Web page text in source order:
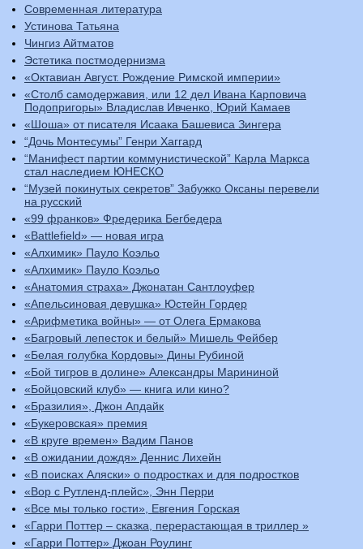
Современная литература
Устинова Татьяна
Чингиз Айтматов
Эстетика постмодернизма
«Октавиан Август. Рождение Римской империи»
«Столб самодержавия, или 12 дел Ивана Карповича
Подопригоры» Владислав Ивченко, Юрий Камаев
«Шоша» от писателя Исаака Башевиса Зингера
“Дочь Монтесумы” Генри Хаггард
“Манифест партии коммунистической” Карла Маркса
стал наследием ЮНЕСКО
“Музей покинутых секретов” Забужко Оксаны перевели
на русский
«99 франков» Фредерика Бегбедера
«Battlefield» — новая игра
«Алхимик» Пауло Коэльо
«Алхимик» Пауло Коэльо
«Анатомия страха» Джонатан Сантлоуфер
«Апельсиновая девушка» Юстейн Гордер
«Арифметика войны» — от Олега Ермакова
«Багровый лепесток и белый» Мишель Фейбер
«Белая голубка Кордовы» Дины Рубиной
«Бой тигров в долине» Александры Марининой
«Бойцовский клуб» — книга или кино?
«Бразилия», Джон Апдайк
«Букеровская» премия
«В круге времен» Вадим Панов
«В ожидании дождя» Деннис Лихейн
«В поисках Аляски» о подростках и для подростков
«Вор с Рутленд-плейс», Энн Перри
«Все мы только гости», Евгения Горская
«Гарри Поттер – сказка, перерастающая в триллер »
«Гарри Поттер» Джоан Роулинг